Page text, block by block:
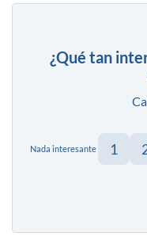
¿Qué tan
Nada interesante 1